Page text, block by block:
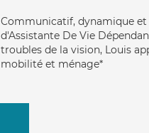
Communicatif, dynamique et
d'Assistante De Vie
troubles de la vision, Louis
mobilité et ménage*